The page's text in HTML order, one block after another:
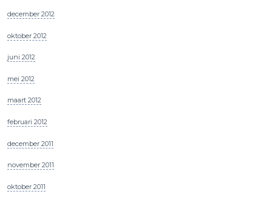
december 2012
oktober 2012
juni 2012
mei 2012
maart 2012
februari 2012
december 2011
november 2011
oktober 2011